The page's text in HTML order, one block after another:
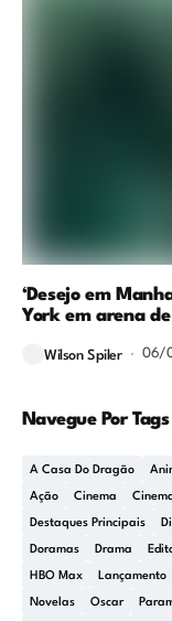
‘Desejo em
York em arena
Wilson Spiler 06/
Navegue Por Tags
A Casa Do Dragão
Ação Cinema
Destaques Principais
Doramas Drama
HBO Max Lançamento
Novelas Oscar